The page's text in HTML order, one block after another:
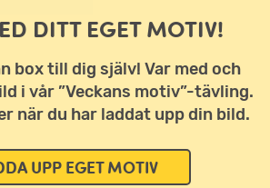
DITT EGET MOTIV!
box till dig själv! Var med och
i vår ”Veckans motiv”-tävling.
när du har laddat upp din bild.
UPP EGET MOTIV